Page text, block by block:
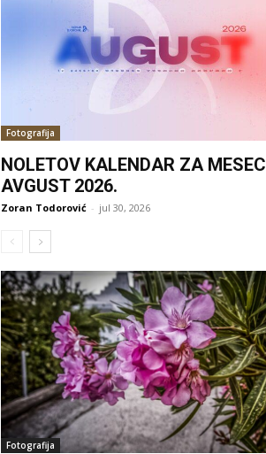
Fotografija
NOLETOV KALENDAR ZA MESEC
AVGUST 2026.
Zoran Todorović - jul 30, 2026
Fotografija